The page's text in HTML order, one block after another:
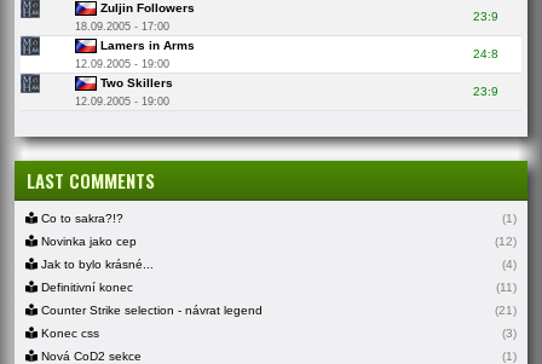
Zuljin Followers
18.09.2005 - 17:00
23:9
Lamers in Arms
12.09.2005 - 19:00
24:8
Two Skillers
12.09.2005 - 19:00
23:9
LAST COMMENTS
Co to sakra?!?
(1)
Novinka jako cep
(12)
Jak to bylo krásné...
(4)
Definitivní konec
(11)
Counter Strike selection - návrat legend
(21)
Konec css
(3)
Nová CoD2 sekce
(1)